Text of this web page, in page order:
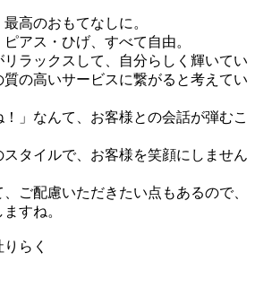
高のおもてなしに。
アス・ひげ、すべて自由。
ラックスして、自分らしく輝いてい
の高いサービスに繋がると考えてい
！」なんて、お客様との会話が弾むこ
タイルで、お客様を笑顔にしません
ご配慮いただきたい点もあるので、
すね。
らく